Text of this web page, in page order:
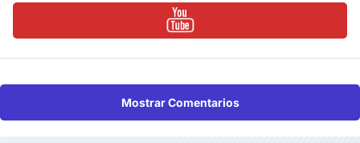
Mostrar Comentarios